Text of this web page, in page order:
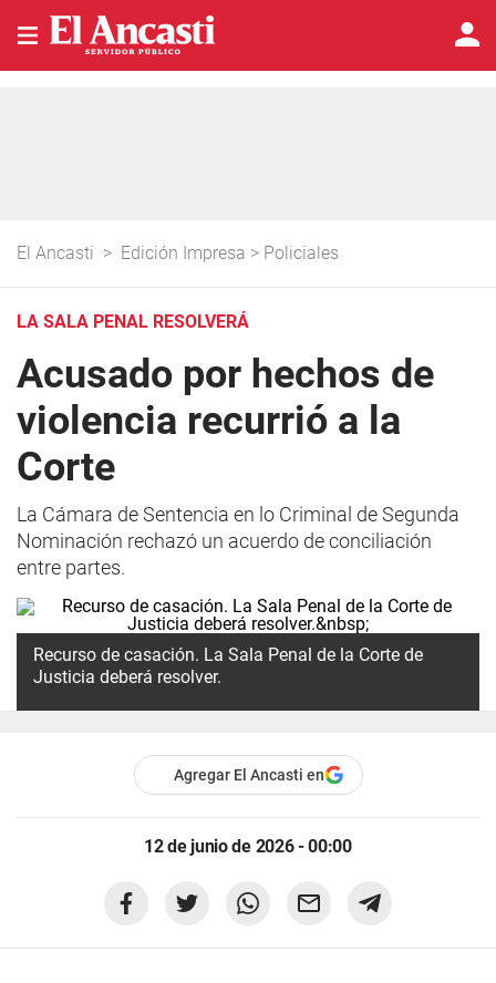
El Ancasti > Edición Impresa > Policiales
LA SALA PENAL RESOLVERÁ
Acusado por hechos de
violencia recurrió a la
Corte
La Cámara de Sentencia en lo Criminal de Segunda
Nominación rechazó un acuerdo de conciliación
entre partes.
Recurso de casación. La Sala Penal de la Corte de
Justicia deberá resolver.
Agregar El Ancasti en
12 de junio de 2026 - 00:00